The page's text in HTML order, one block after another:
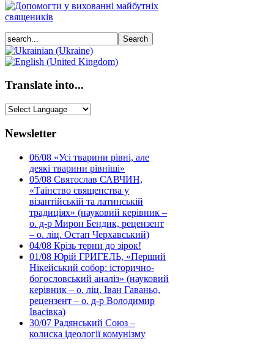
Translate into...
Newsletter
06/08 «Усі тварини рівні, але
деякі тварини рівніші»
05/08 Святослав САВЧИН,
«Таїнство священства у
візантійській та латинській
традиціях» (науковий керівник –
о. д-р Мирон Бендик, рецензент
– о. ліц. Остап Черхавський)
04/08 Крізь терни до зірок!
01/08 Юрій ГРИГЕЛЬ, «Перший
Нікейський собор: історично-
богословський аналіз» (науковий
керівник – о. ліц. Іван Гаваньо,
рецензент – о. д-р Володимир
Івасівка)
30/07 Радянський Союз –
колиска ідеології комунізму